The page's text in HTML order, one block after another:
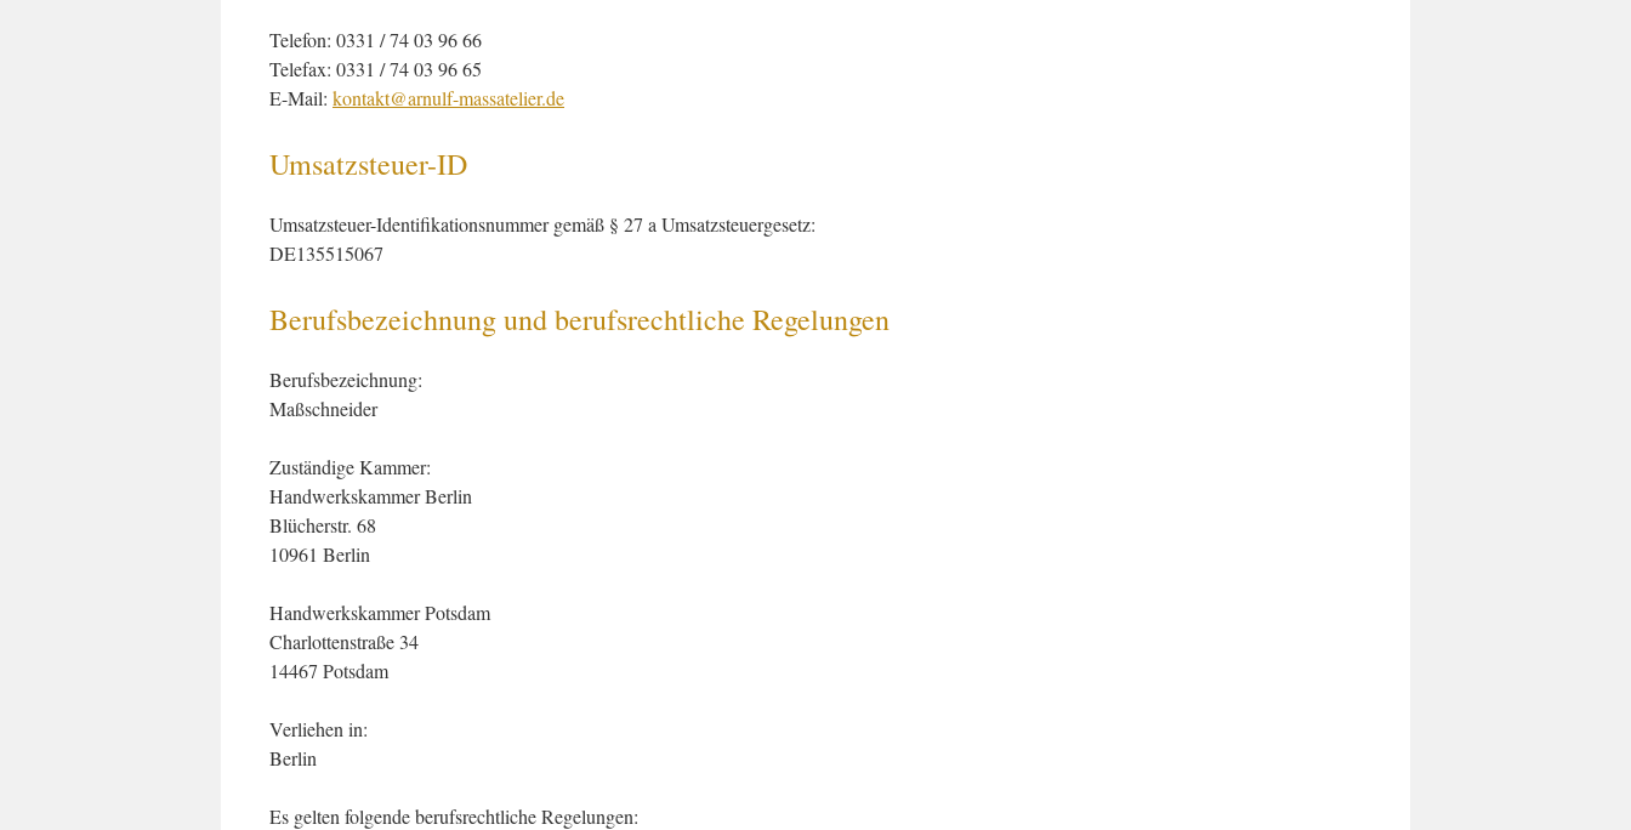
Telefon: 0331 / 74 03 96 66
Telefax: 0331 / 74 03 96 65
E-Mail: kontakt@arnulf-massatelier.de
Umsatzsteuer-ID
Umsatzsteuer-Identifikationsnummer gemäß § 27 a Umsatzsteuergesetz:
DE135515067
Berufsbezeichnung und berufsrechtliche Regelungen
Berufsbezeichnung:
Maßschneider
Zuständige Kammer:
Handwerkskammer Berlin
Blücherstr. 68
10961 Berlin
Handwerkskammer Potsdam
Charlottenstraße 34
14467 Potsdam
Verliehen in:
Berlin
Es gelten folgende berufsrechtliche Regelungen: